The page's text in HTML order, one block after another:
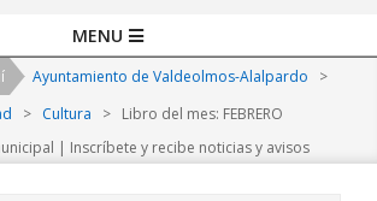
MENU
Ayuntamiento de Valdeolmos-Alalpardo
>
> Cultura > Libro del mes: FEBRERO
| Inscríbete y recibe noticias y avisos